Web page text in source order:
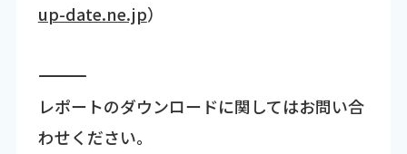
up-date.ne.jp）
―――――――――――――――――――――――――――――――――――
レポートのダウンロードに関してはお問い合
わせください。